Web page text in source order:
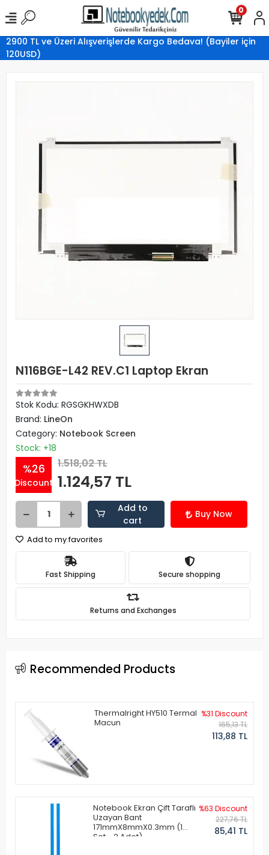
2900 TL ve Üzeri Alışverişlerde Kargo Bedava! (Bayiler için
120USD)
0
N116BGE-L42 REV.C1 Laptop Ekran
Stok Kodu: RGSGKHWXDB
Brand: LineOn
Category: Notebook Screen
Stock: +18
%26
Discount
1.518,02 TL
1.124,57 TL
Add to
cart
Buy Now
Add to my favorites
Fast Shipping Secure shopping
Returns and Exchanges
Recommended Products
Thermalright HY510 Termal
Macun
%31 Discount
165,13 TL
113,88 TL
Notebook Ekran Çift Taraflı
Uzayan Bant
171mmX8mmX0.3mm (1
Set - 2 Adet)
%63 Discount
227,76 TL
85,41 TL